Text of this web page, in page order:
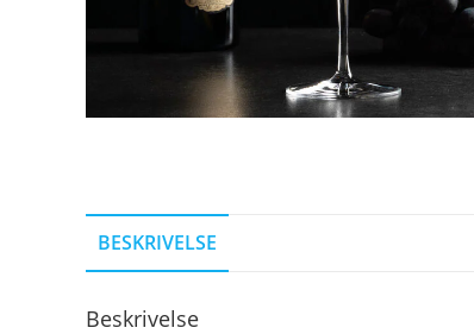
BESKRIVELSE
Beskrivelse